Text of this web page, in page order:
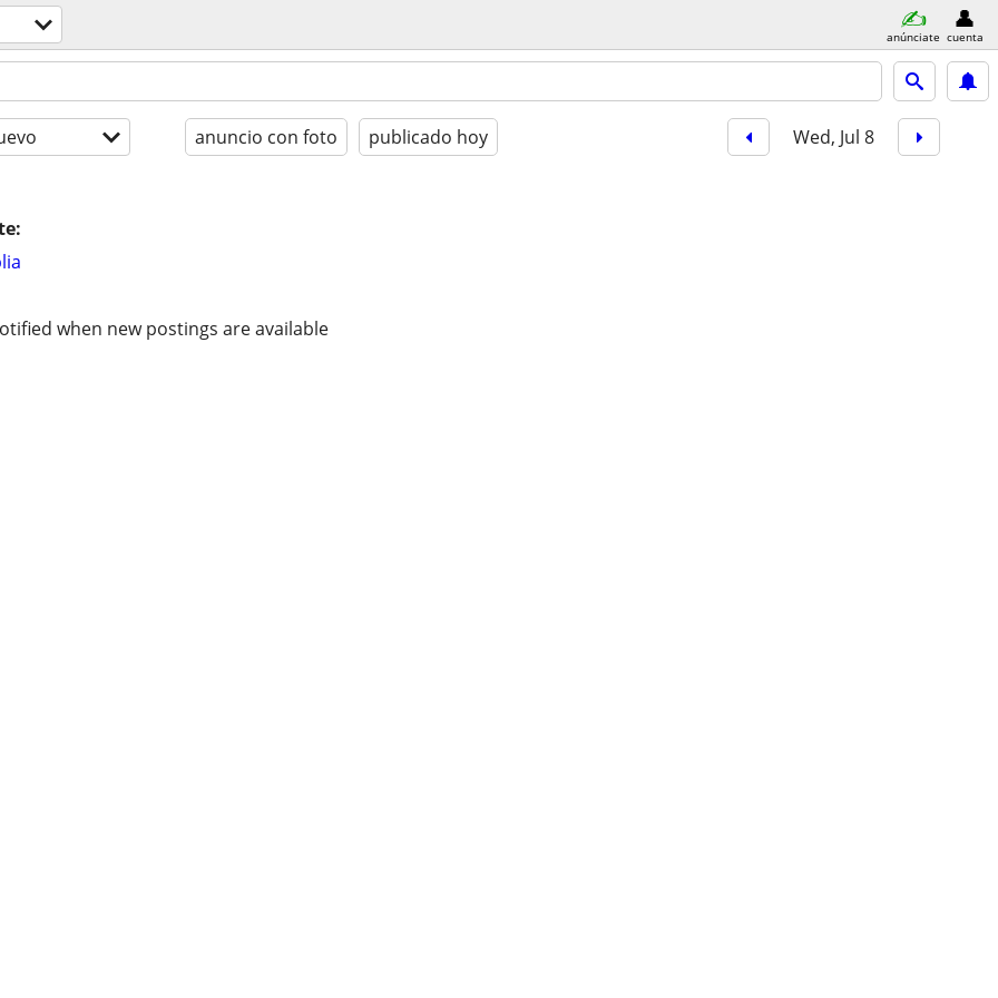
anúnciate cuenta
anuncio con foto publicado hoy Wed, Jul 8
when new postings are available